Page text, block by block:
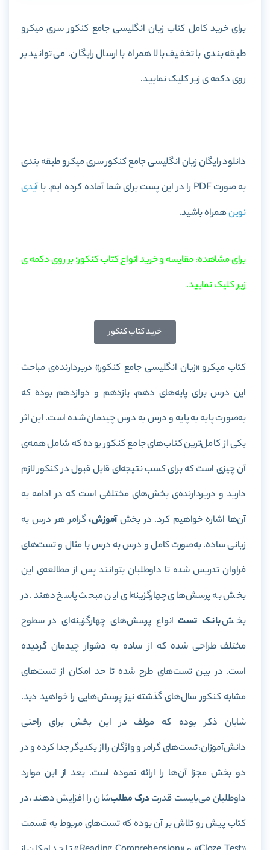
برای خرید کامل کتاب زبان انگلیسی جامع کنکور سری میکرو
طبقه بندی با تخفیف بالا همراه با ارسال رایگان، می توانید بر
روی دکمه ی زیر کلیک نمایید.
دانلود رایگان زبان انگلیسی جامع کنکور سری میکرو طبقه بندی
به صورت PDF را در این پست برای شما آماده کرده ایم. با
آیدی
نوینهمراه باشید.
برای مشاهده، مقایسه و خرید انواع کتاب کنکور؛ بر روی دکمه ی
زیر کلیک نمایید.
خرید کتاب کنکور
کتاب میکرو «زبان انگلیسی جامع کنکور» دربردارنده‌ی مباحث
این درس برای پایه‌های دهم، یازدهم و دوازدهم بوده که
به‌صورت پایه به پایه و درس به درس چیدمان شده است. این اثر
یکی از کامل‌ترین کتاب‌های جامع کنکور بوده که شامل همه‌ی
آن‌ چیزی است که برای کسب نتیجه‌ای قابل‌ قبول در کنکور لازم
دارید و دربردارنده‌ی بخش‌های مختلفی است که در ادامه به
آن‌ها اشاره خواهیم کرد. در بخشآموزش، گرامر هر درس به
زبانی ساده، به‌صورت کامل و درس به درس با مثال و تست‌های
فراوان تدریس شده تا داوطلبان بتوانند پس از مطالعه‌ی این
بخش به پرسش‌های چهارگزینه‌ای این مبحث پاسخ دهند. در
بخشبانک تست انواع پرسش‌های چهارگزینه‌ای در سطوح
مختلف طراحی شده که از ساده به دشوار چیدمان گردیده
است. در بین تست‌های طرح شده تا حد امکان از تست‌های
مشابه کنکور سال‌های گذشته نیز پرسش‌هایی را خواهید دید.
شایان ذکر بوده که مولف در این بخش برای راحتی
دانش‌آموزان، تست‌های گرامر و واژگان را از یکدیگر جدا کرده‌ و در
دو بخش مجزا آن‌ها را ارائه‌ نموده است. بعد از این موارد
داوطلبان می‌بایست قدرتدرک مطلب‌شان را افزایش دهند، در
کتاب پیش رو تلاش بر آن بوده که تست‌های مربوط به قسمت